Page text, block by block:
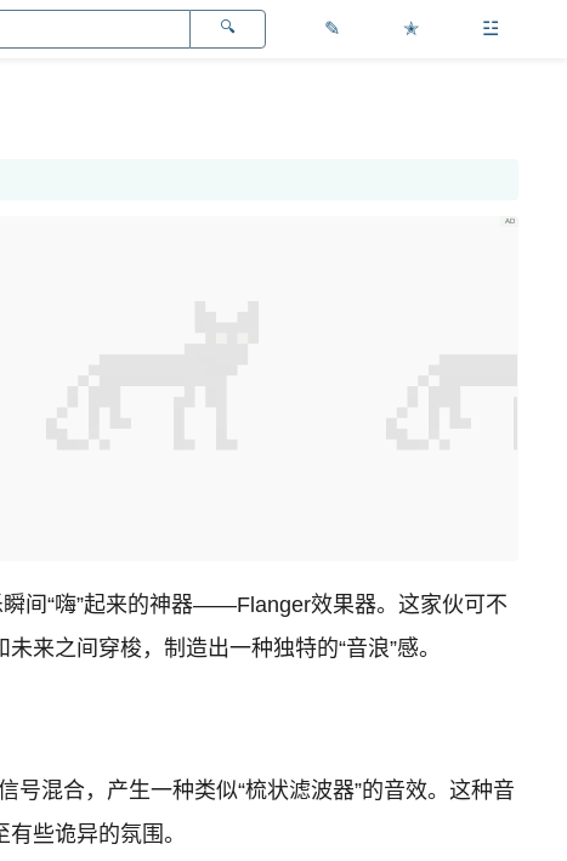
✎ ✭ ☳
间“嗨”起来的神器——Flanger效果器。这家伙可不
来之间穿梭，制造出一种独特的“音浪”感。
混合，产生一种类似“梳状滤波器”的音效。这种音
些诡异的氛围。